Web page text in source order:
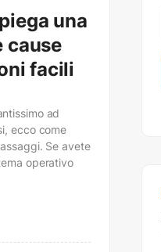
una
cause
facili
ad
ecco come
Se avete
operativo